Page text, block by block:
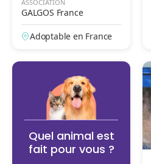
ASSOCIATION
GALGOS France
Adoptable en France
Quel animal est
fait pour vous ?